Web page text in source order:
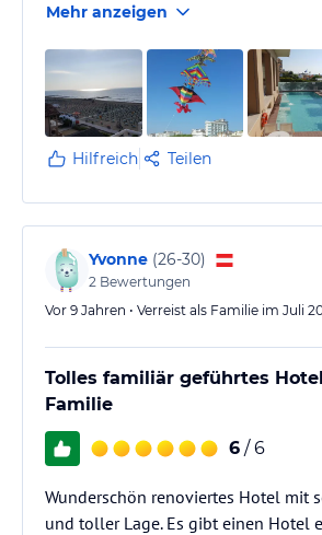
Mehr anzeigen
Hilfreich Teilen
Yvonne (26-30)
2 Bewertungen
Vor 9 Jahren • Verreist als Familie im Juli
Tolles familiär geführtes
Familie
6 / 6
Wunderschön renoviertes Hotel mit
und toller Lage. Es gibt einen Hotel